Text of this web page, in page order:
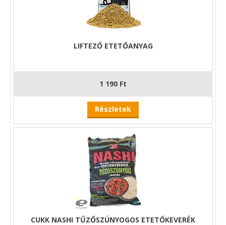
versenyhelyzetekhez és tartós etetési stratégiák
költséghatékony megoldás nagyobb mennyiségű
jól kombinálható pellettel és magos keverékekkel
LIFTEZŐ ETETŐANYAG
1 190 Ft
Részletek
CUKK NASHI TŰZŐSZÚNYOGOS ETETŐKEVERÉK